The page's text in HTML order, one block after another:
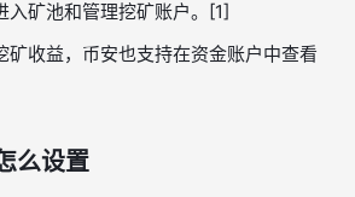
入矿池和管理挖矿账户。[1]
矿收益，币安也支持在资金账户中查看
么设置